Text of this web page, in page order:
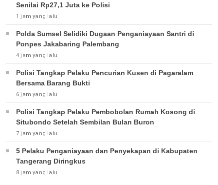
Senilai Rp27,1 Juta ke Polisi
1 jam yang lalu
Polda Sumsel Selidiki Dugaan Penganiayaan Santri di
Ponpes Jakabaring Palembang
4 jam yang lalu
Polisi Tangkap Pelaku Pencurian Kusen di Pagaralam
Bersama Barang Bukti
6 jam yang lalu
Polisi Tangkap Pelaku Pembobolan Rumah Kosong di
Situbondo Setelah Sembilan Bulan Buron
7 jam yang lalu
5 Pelaku Penganiayaan dan Penyekapan di Kabupaten
Tangerang Diringkus
8 jam yang lalu